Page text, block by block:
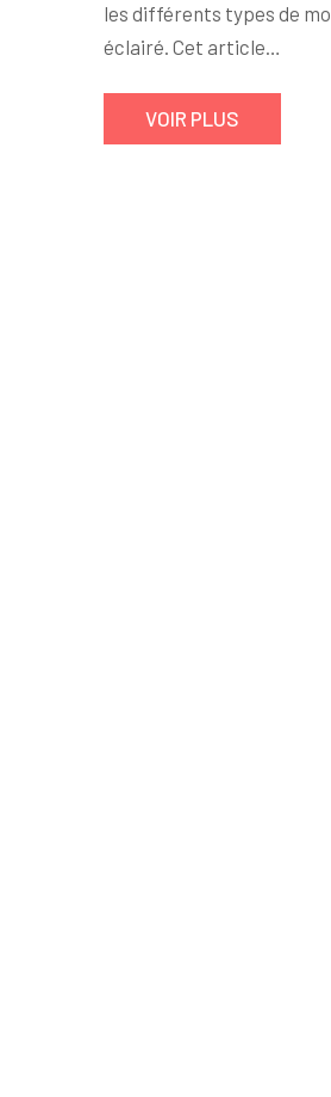
les différents types de
éclairé. Cet article…
VOIR PLUS